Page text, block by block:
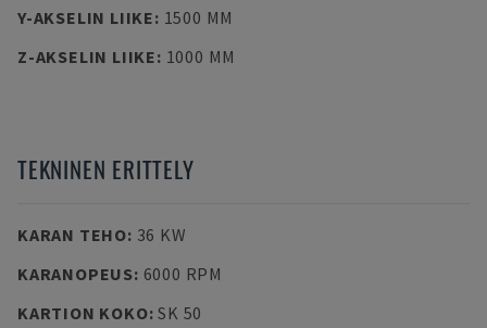
Y-AKSELIN LIIKE: 1500 MM
Z-AKSELIN LIIKE: 1000 MM
TEKNINEN ERITTELY
KARAN TEHO: 36 KW
KARANOPEUS: 6000 RPM
KARTION KOKO:SK 50